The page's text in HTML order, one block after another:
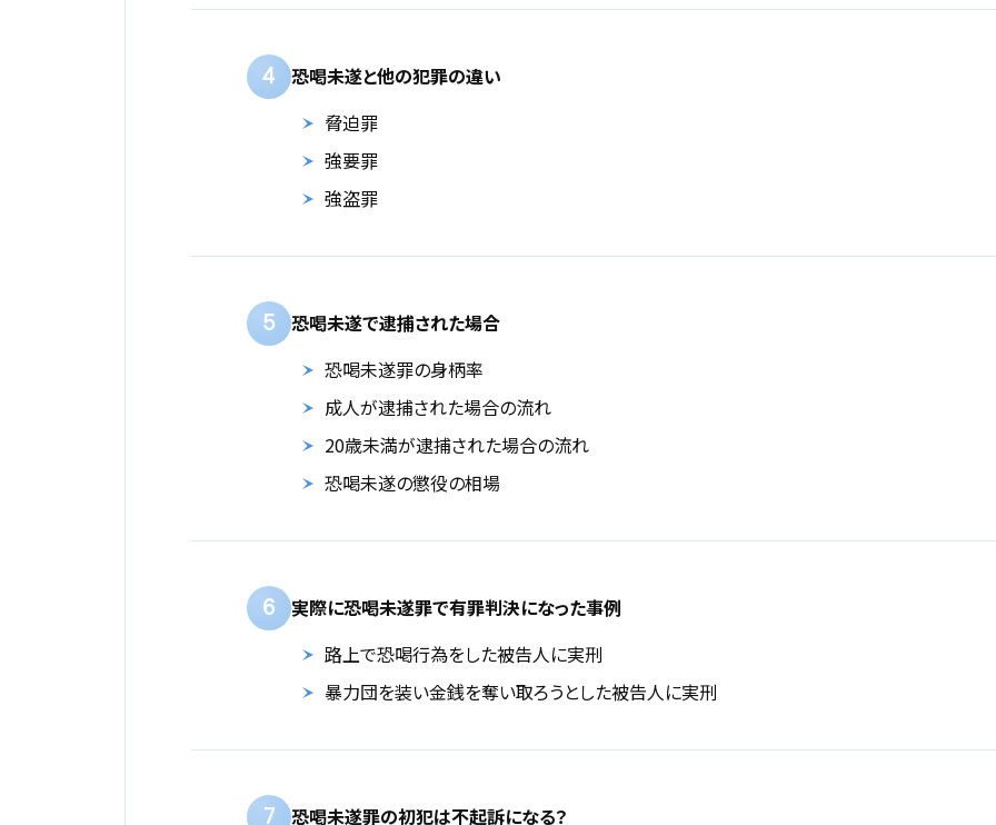
4
恐喝未遂と他の犯罪の違い
脅迫罪
強要罪
強盗罪
5 恐喝未遂で逮捕された場合
恐喝未遂罪の身柄率
成人が逮捕された場合の流れ
20歳未満が逮捕された場合の流れ
恐喝未遂の懲役の相場
6
実際に恐喝未遂罪で有罪判決になった事例
路上で恐喝行為をした被告人に実刑
暴力団を装い金銭を奪い取ろうとした被告人に実刑
7 恐喝未遂罪の初犯は不起訴になる？